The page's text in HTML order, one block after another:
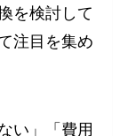
を検討して
注目を集め
い」「費用